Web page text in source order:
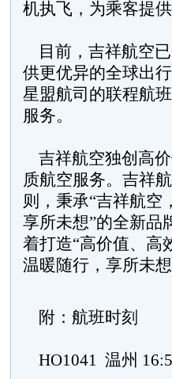
机执飞，为乘客提
目前，吉祥航空已
供更优异的全球出
星盟航司的联程航
服务。
吉祥航空独创高价
质航空服务。吉祥
则，秉承“吉祥航空
享所未想”的全新品
着打造“高价值、高
温暖随行，享所未想
附：航班时刻
HO1041 温州